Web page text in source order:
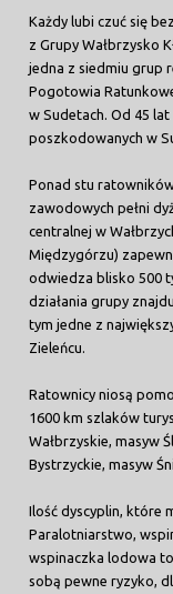
Każdy lubi czuć się
z Grupy Wałbrzysko
jedna z siedmiu grup
Pogotowia
w Sudetach. Od 45
poszkodowanych w
Ponad stu
zawodowych pełni
centralnej w
Międzygórzu)
odwiedza blisko 500
działania grupy
tym jedne z
Zieleńcu.
Ratownicy niosą
1600 km szlaków
Wałbrzyskie, masyw
Bystrzyckie, masyw
Ilość dyscyplin, które
Paralotniarstwo,
wspinaczka lodowa
sobą pewne ryzyko,